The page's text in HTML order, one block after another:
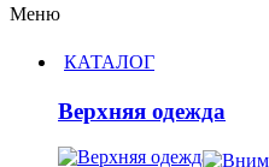
Меню
КАТАЛОГ
Верхняя одежда